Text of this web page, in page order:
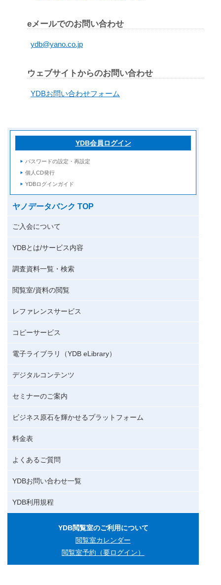
eメールでのお問い合わせ
ydb@yano.co.jp
ウェブサイトからのお問い合わせ
YDBお問い合わせフォーム
YDB会員ログイン
パスワードの設定・再設定
個人CD発行
YDBログインガイド
ヤノデータバンク TOP
ご入会について
YDBとは/サービス内容
調査資料一覧・検索
閲覧室/資料の閲覧
レファレンスサービス
コピーサービス
電子ライブラリ（YDB eLibrary）
デジタルコンテンツ
セミナーのご案内
ビジネス原石を輝かせるプラットフォーム
料金表
よくあるご質問
YDBお問い合わせ一覧
YDB利用規程
YDB閲覧室のご利用について
閲覧室カレンダー
閲覧室予約（要ログイン）